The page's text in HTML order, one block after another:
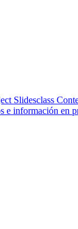
Slidesclass
e información en